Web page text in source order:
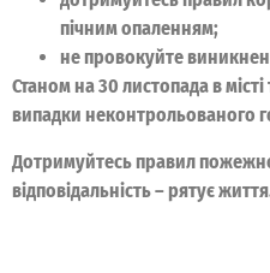
пічним опаленням;
не провокуйте
Станом на 30 листопада в
випадки неконтрольованого
Дотримуйтесь правил
відповідальність – рятує